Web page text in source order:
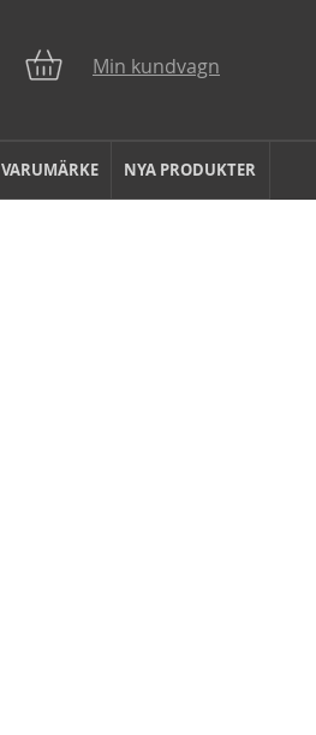
Min kundvagn
VARUMÄRKE NYA PRODUKTER